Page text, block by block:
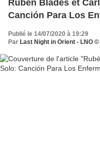
Rubén Blades et
Canción Para Los
Publié le 14/07/2020 à 19:29
Par Last Night in Orient - LNO ©